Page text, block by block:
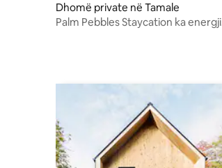
Dhomë private në Tamale
Palm Pebbles Staycation ka energji